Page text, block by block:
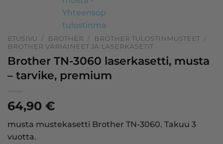
ETUSIVU / BROTHER / BROTHER TULOSTINMUSTEET /
BROTHER VÄRIAINEET JA LASERKASETIT
Brother TN-3060 laserkasetti, musta
– tarvike, premium
64,90 €
musta mustekasetti Brother TN-3060. Takuu 3
vuotta.